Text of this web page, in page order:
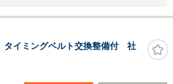
イミングベルト交換整備付 社